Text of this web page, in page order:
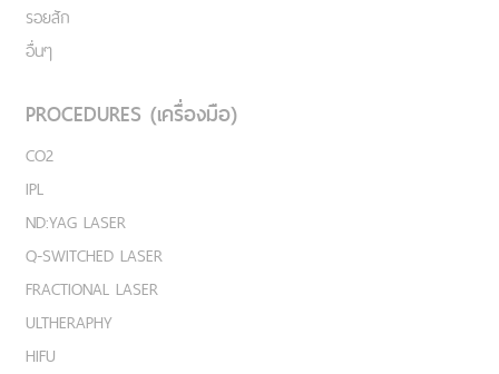
รอยสัก
อื่นๆ
PROCEDURES (เครื่องมือ)
CO2
IPL
ND:YAG LASER
Q-SWITCHED LASER
FRACTIONAL LASER
ULTHERAPHY
HIFU